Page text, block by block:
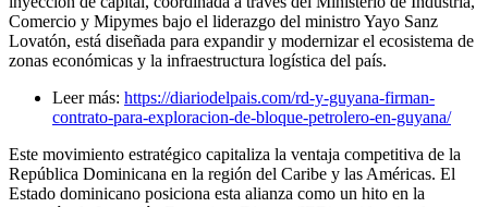
Comercio y Mipymes bajo el liderazgo del ministro Yayo Sanz
Lovatón, está diseñada para expandir y modernizar el ecosistema de
zonas económicas y la infraestructura logística del país.
Leer más: https://diariodelpais.com/rd-y-guyana-firman-
contrato-para-exploracion-de-bloque-petrolero-en-guyana/
Este movimiento estratégico capitaliza la ventaja competitiva de la
República Dominicana en la región del Caribe y las Américas. El
Estado dominicano posiciona esta alianza como un hito en la